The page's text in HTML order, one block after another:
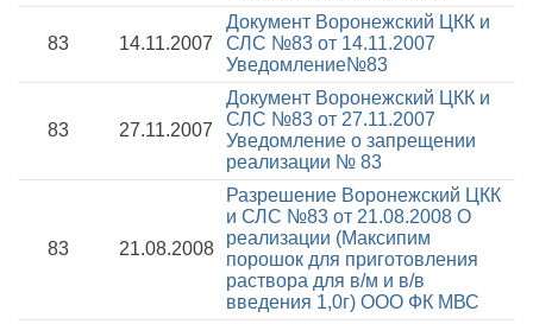
83 14.11.2007
Документ Воронежский ЦКК и
СЛС №83 от 14.11.2007
Уведомление№83
83 27.11.2007
Документ Воронежский ЦКК и
СЛС №83 от 27.11.2007
Уведомление о запрещении
реализации № 83
83 21.08.2008
Разрешение Воронежский ЦКК
и СЛС №83 от 21.08.2008 О
реализации (Максипим
порошок для приготовления
раствора для в/м и в/в
введения 1,0г) ООО ФК МВС